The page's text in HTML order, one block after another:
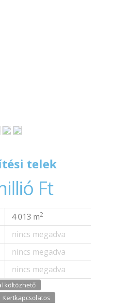
telek
Ft
4 013 m2
nincs megadva
nincs megadva
nincs megadva
költözhető
Kertkapcsolatos